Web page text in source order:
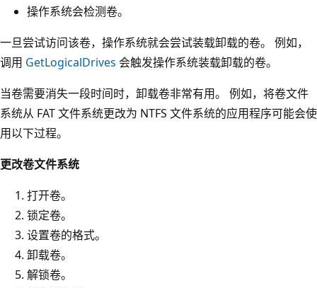
操作系统会检测卷。
一旦尝试访问该卷，操作系统就会尝试装载卸载的卷。 例如，
调用 GetLogicalDrives 会触发操作系统装载卸载的卷。
当卷需要消失一段时间时，卸载卷非常有用。 例如，将卷文件
系统从 FAT 文件系统更改为 NTFS 文件系统的应用程序可能会使
用以下过程。
更改卷文件系统
打开卷。
锁定卷。
设置卷的格式。
卸载卷。
解锁卷。